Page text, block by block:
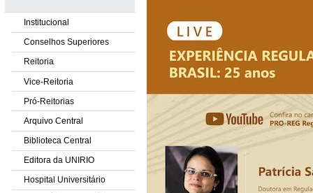
Institucional
Conselhos Superiores
Reitoria
Vice-Reitoria
Pró-Reitorias
Arquivo Central
Biblioteca Central
Editora da UNIRIO
Hospital Universitário